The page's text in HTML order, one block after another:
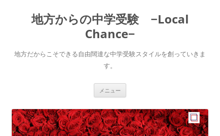
キ
ッ
地方からの中学受験 −Local
Chance−
地方だからこそできる自由闊達な中学受験スタイルを創っていきま
す。
メニュー